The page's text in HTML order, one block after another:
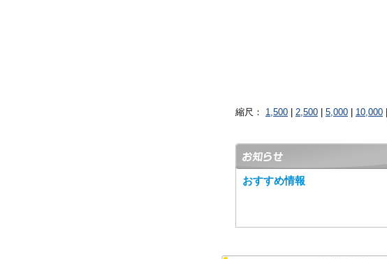
縮尺： 1,500 2,500 5,000 10,000
おすすめ情報